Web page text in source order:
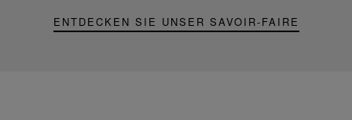
ENTDECKEN SIE UNSER SAVOIR-FAIRE